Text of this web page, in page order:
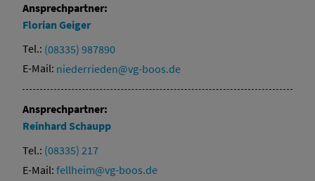
Ansprechpartner:
FlorianGeiger
Tel.: (08335) 987890
E-Mail: niederrieden@vg-boos.de
Ansprechpartner:
Reinhard Schaupp
Tel.: (08335) 217
E-Mail: fellheim@vg-boos.de